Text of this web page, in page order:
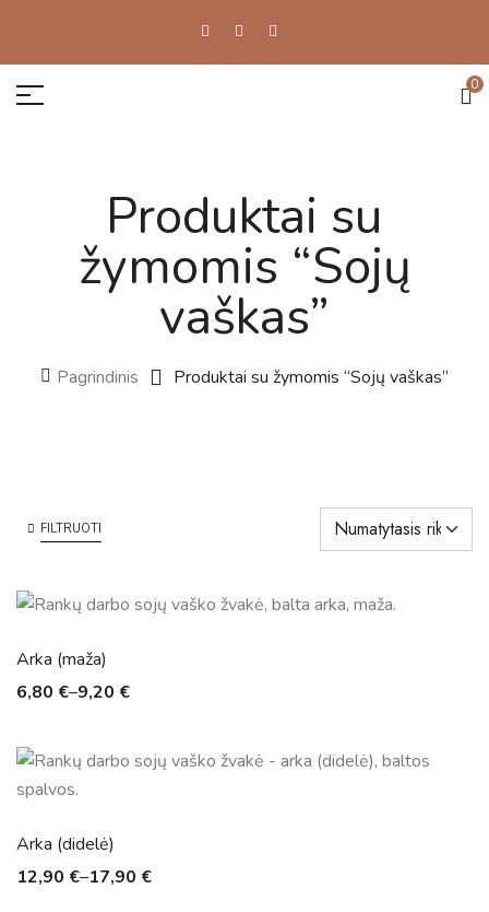
0
Produktai su
žymomis “Sojų
vaškas”
Pagrindinis Produktai su žymomis “Sojų vaškas”
FILTRUOTI
Arka (maža)
6,80 €–9,20 €
Arka (didelė)
12,90 €–17,90 €